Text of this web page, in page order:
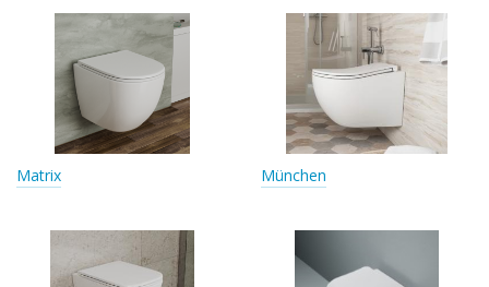
Matrix München